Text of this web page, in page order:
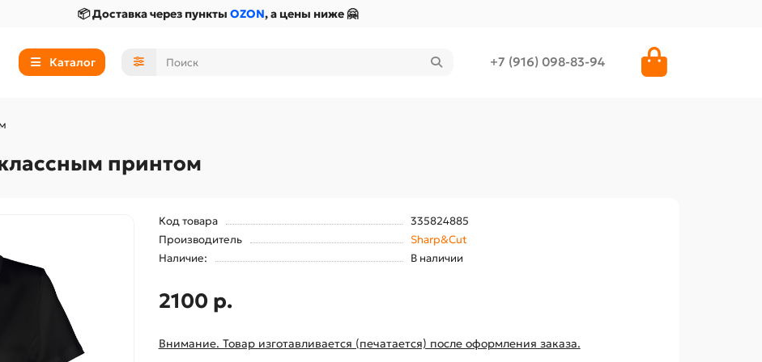
📦 Доставка через пункты OZON, а цены ниже 🤗
Каталог +7 (916) 098-83-94
принтом
Код товара
335824885
Производитель
Sharp&Cut
Наличие:
В наличии
2100 р.
Внимание. Товар изготавливается (печатается) после оформления заказа.